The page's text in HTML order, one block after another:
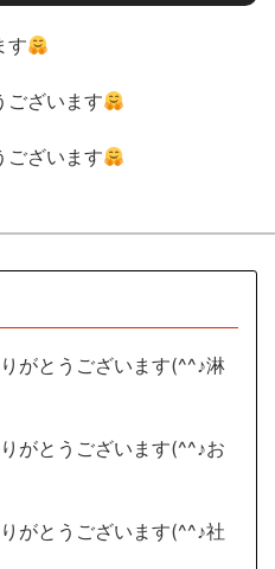
す
ざいます
ざいます
がとうございます(^^♪淋
がとうございます(^^♪お
がとうございます(^^♪社